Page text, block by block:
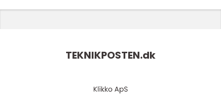
TEKNIKPOSTEN.dk